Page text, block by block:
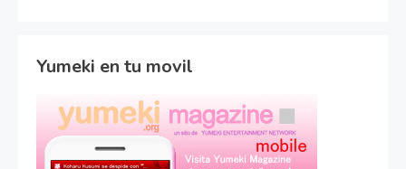
Yumeki en tu movil